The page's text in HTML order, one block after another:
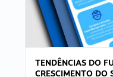
TENDÊNCIAS DO
CRESCIMENTO DO